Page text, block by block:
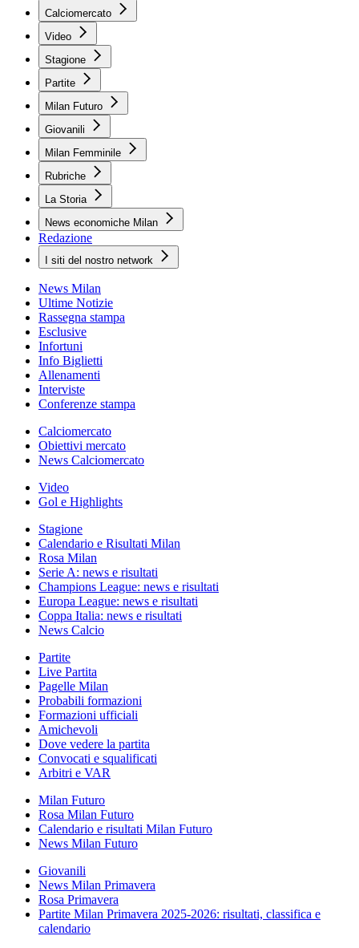
Calciomercato
Video
Stagione
Partite
Milan Futuro
Giovanili
Milan Femminile
Rubriche
La Storia
News economiche Milan
Redazione
I siti del nostro network
News Milan
Ultime Notizie
Rassegna stampa
Esclusive
Infortuni
Info Biglietti
Allenamenti
Interviste
Conferenze stampa
Calciomercato
Obiettivi mercato
News Calciomercato
Video
Gol e Highlights
Stagione
Calendario e Risultati Milan
Rosa Milan
Serie A: news e risultati
Champions League: news e risultati
Europa League: news e risultati
Coppa Italia: news e risultati
News Calcio
Partite
Live Partita
Pagelle Milan
Probabili formazioni
Formazioni ufficiali
Amichevoli
Dove vedere la partita
Convocati e squalificati
Arbitri e VAR
Milan Futuro
Rosa Milan Futuro
Calendario e risultati Milan Futuro
News Milan Futuro
Giovanili
News Milan Primavera
Rosa Primavera
Partite Milan Primavera 2025-2026: risultati, classifica e
calendario